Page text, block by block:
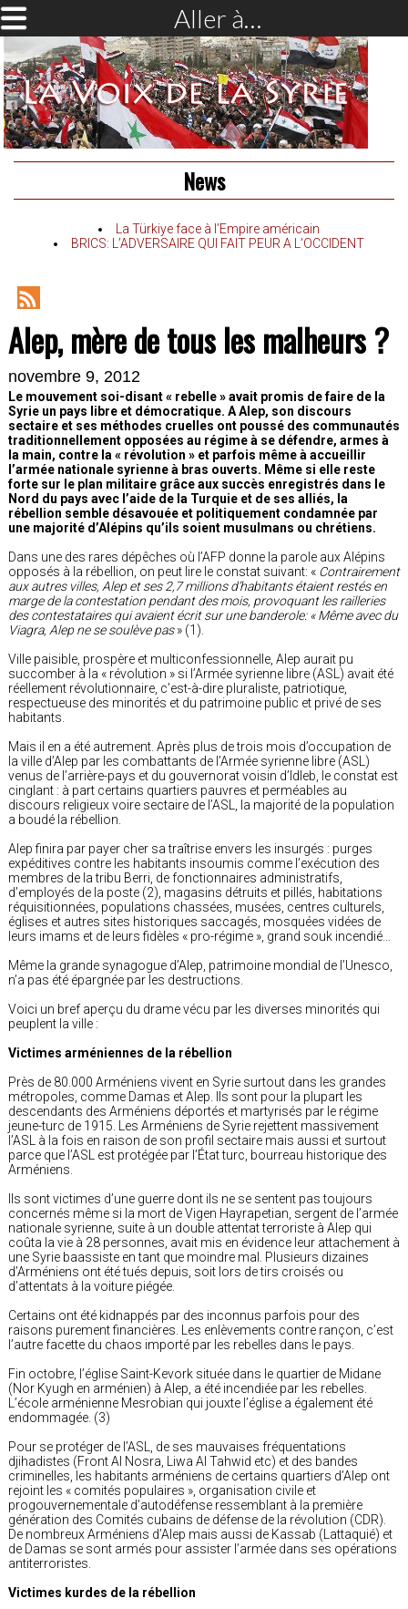
Aller à…
News
La Türkiye face à l’Empire américain
BRICS: L’ADVERSAIRE QUI FAIT PEUR A L’OCCIDENT
RSS
Feed
Alep, mère de tous les malheurs ?
novembre 9, 2012
Le mouvement soi-disant « rebelle » avait promis de faire de la
Syrie un pays libre et démocratique. A Alep, son discours
sectaire et ses méthodes cruelles ont poussé des communautés
traditionnellement opposées au régime à se défendre, armes à
la main, contre la « révolution » et parfois même à accueillir
l’armée nationale syrienne à bras ouverts. Même si elle reste
forte sur le plan militaire grâce aux succès enregistrés dans le
Nord du pays avec l’aide de la Turquie et de ses alliés, la
rébellion semble désavouée et politiquement condamnée par
une majorité d’Alépins qu’ils soient musulmans ou chrétiens.
Dans une des rares dépêches où l’AFP donne la parole aux Alépins
opposés à la rébellion, on peut lire le constat suivant: « Contrairement
aux autres villes, Alep et ses 2,7 millions d’habitants étaient restés en
marge de la contestation pendant des mois, provoquant les railleries
des contestataires qui avaient écrit sur une banderole: « Même avec du
Viagra, Alep ne se soulève pas» (1).
Ville paisible, prospère et multiconfessionnelle, Alep aurait pu
succomber à la « révolution » si l’Armée syrienne libre (ASL) avait été
réellement révolutionnaire, c’est-à-dire pluraliste, patriotique,
respectueuse des minorités et du patrimoine public et privé de ses
habitants.
Mais il en a été autrement. Après plus de trois mois d’occupation de
la ville d’Alep par les combattants de l’Armée syrienne libre (ASL)
venus de l’arrière-pays et du gouvernorat voisin d’Idleb, le constat est
cinglant : à part certains quartiers pauvres et perméables au
discours religieux voire sectaire de l’ASL, la majorité de la population
a boudé la rébellion.
Alep finira par payer cher sa traîtrise envers les insurgés : purges
expéditives contre les habitants insoumis comme l’exécution des
membres de la tribu Berri, de fonctionnaires administratifs,
d’employés de la poste (2), magasins détruits et pillés, habitations
réquisitionnées, populations chassées, musées, centres culturels,
églises et autres sites historiques saccagés, mosquées vidées de
leurs imams et de leurs fidèles « pro-régime », grand souk incendié…
Même la grande synagogue d’Alep, patrimoine mondial de l’Unesco,
n’a pas été épargnée par les destructions.
Voici un bref aperçu du drame vécu par les diverses minorités qui
peuplent la ville :
Victimes arméniennes de la rébellion
Près de 80.000 Arméniens vivent en Syrie surtout dans les grandes
métropoles, comme Damas et Alep. Ils sont pour la plupart les
descendants des Arméniens déportés et martyrisés par le régime
jeune-turc de 1915. Les Arméniens de Syrie rejettent massivement
l’ASL à la fois en raison de son profil sectaire mais aussi et surtout
parce que l’ASL est protégée par l’Étatturc, bourreau historique des
Arméniens.
Ils sont victimes d’une guerre dont ils ne se sentent pas toujours
concernés même si la mort de Vigen Hayrapetian, sergent de l’armée
nationale syrienne, suite à un double attentat terroriste à Alep qui
coûta la vie à 28 personnes, avait mis en évidence leur attachement à
une Syrie baassiste en tant que moindre mal. Plusieurs dizaines
d’Arméniens ont été tués depuis, soit lors de tirs croisés ou
d’attentats à la voiture piégée.
Certains ont été kidnappés par des inconnus parfois pour des
raisons purement financières. Les enlèvements contre rançon, c’est
l’autre facette du chaos importé par les rebelles dans le pays.
Fin octobre, l’église Saint-Kevork située dans le quartier de Midane
(Nor Kyugh en arménien) à Alep, a été incendiée par les rebelles.
L’école arménienne Mesrobian qui jouxte l’église a également été
endommagée. (3)
Pour se protéger de l’ASL, de ses mauvaises fréquentations
djihadistes (Front Al Nosra, Liwa Al Tahwid etc) et des bandes
criminelles, les habitants arméniens de certains quartiers d’Alep ont
rejoint les « comités populaires », organisation civile et
progouvernementale d’autodéfense ressemblant à la première
génération des Comités cubains de défense de la révolution (CDR).
De nombreux Arméniens d’Alep mais aussi de Kassab (Lattaquié) et
de Damas se sont armés pour assister l’armée dans ses opérations
antiterroristes.
Victimes kurdes de la rébellion